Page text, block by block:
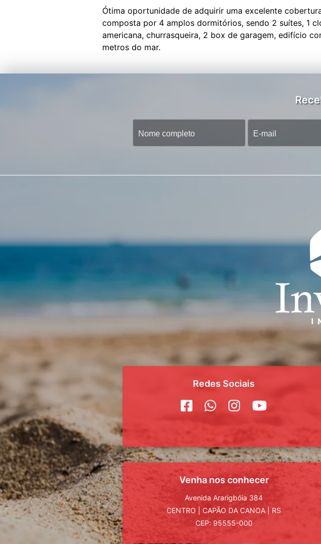
Ótima oportunidade de adquirir uma excelente
composta por 4 amplos dormitórios, sendo 2 suítes, 1
americana, churrasqueira, 2 box de garagem, edifício
Redes Sociais
Venha nos conhecer
Avenida Ararigbóia 384
CENTRO
CAPÃO DA CANOA
RS
CEP: 95555-000